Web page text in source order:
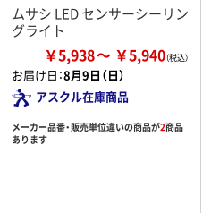
ムサシ LED センサーシーリン
グライト
￥5,938 ￥5,940
お届け日：8月9日（日）
アスクル在庫商品
メーカー品番・販売単位違いの商品が2商品
あります